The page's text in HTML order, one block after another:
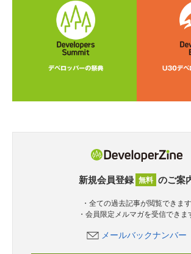
新規会員登録 無料 のご案
・全ての過去記事が閲覧できます
・会員限定メルマガを受信できま
メールバックナンバー